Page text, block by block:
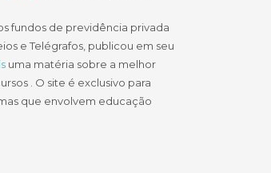
fundos de previdência privada
e Telégrafos, publicou em seu
uma matéria sobre a melhor
. O site é exclusivo para
que envolvem educação